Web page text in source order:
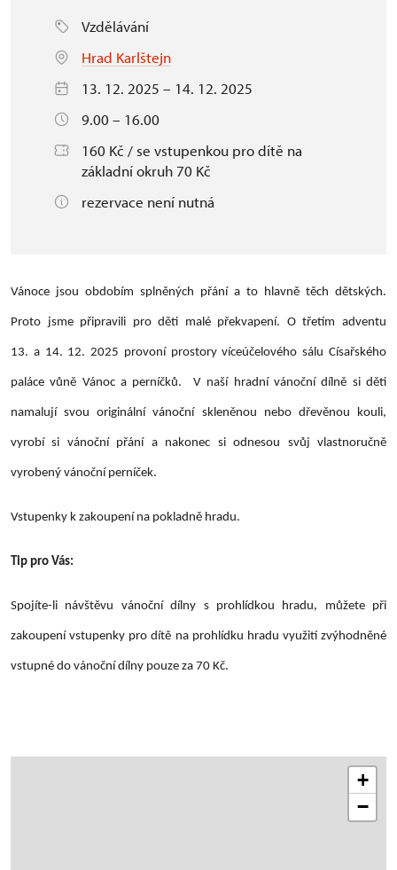
Vzdělávání
Hrad Karlštejn
13. 12. 2025 – 14. 12. 2025
9.00 – 16.00
160 Kč / se vstupenkou pro dítě na
základní okruh 70 Kč
rezervace není nutná
Vánoce jsou obdobím splněných přání a to hlavně těch dětských.
Proto jsme připravili pro děti malé překvapení. O třetím adventu
13. a 14. 12. 2025 provoní prostory víceúčelového sálu Císařského
paláce vůně Vánoc a perníčků. V naší hradní vánoční dílně si děti
namalují svou originální vánoční skleněnou nebo dřevěnou kouli,
vyrobí si vánoční přání a nakonec si odnesou svůj vlastnoručně
vyrobený vánoční perníček.
Vstupenky k zakoupení na pokladně hradu.
Tip pro Vás:
Spojíte-li návštěvu vánoční dílny s prohlídkou hradu, můžete při
zakoupení vstupenky pro dítě na prohlídku hradu využití zvýhodněné
vstupné do vánoční dílny pouze za 70 Kč.
+
−